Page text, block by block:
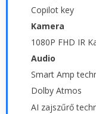
Copilot key
Kamera
1080P FHD IR
Audio
Smart Amp
Dolby Atmos
AI zajszűrő